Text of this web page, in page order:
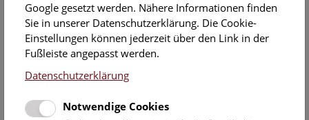
Angebote für Gruppen
Highlights
Google gesetzt werden. Nähere Informationen finden
Sie in unserer Datenschutzerklärung. Die Cookie-
Einstellungen können jederzeit über den Link in der
Fußleiste angepasst werden.
Datenschutzerklärung
Notwendige Cookies